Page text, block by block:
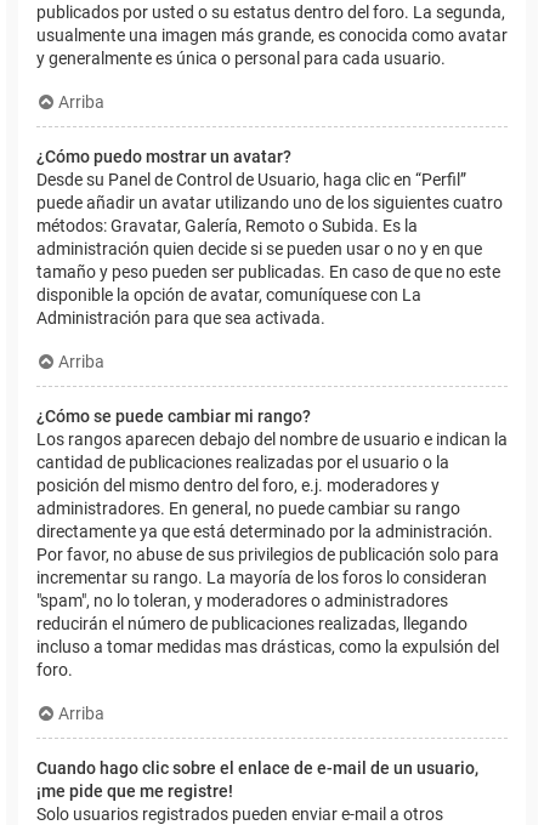
publicados por usted o su estatus dentro del foro. La segunda,
usualmente una imagen más grande, es conocida como avatar
y generalmente es única o personal para cada usuario.
Arriba
¿Cómo puedo mostrar un avatar?
Desde su Panel de Control de Usuario, haga clic en “Perfil”
puede añadir un avatar utilizando uno de los siguientes cuatro
métodos: Gravatar, Galería, Remoto o Subida. Es la
administración quien decide si se pueden usar o no y en que
tamaño y peso pueden ser publicadas. En caso de que no este
disponible la opción de avatar, comuníquese con La
Administración para que sea activada.
Arriba
¿Cómo se puede cambiar mi rango?
Los rangos aparecen debajo del nombre de usuario e indican la
cantidad de publicaciones realizadas por el usuario o la
posición del mismo dentro del foro, e.j. moderadores y
administradores. En general, no puede cambiar su rango
directamente ya que está determinado por la administración.
Por favor, no abuse de sus privilegios de publicación solo para
incrementar su rango. La mayoría de los foros lo consideran
"spam", no lo toleran, y moderadores o administradores
reducirán el número de publicaciones realizadas, llegando
incluso a tomar medidas mas drásticas, como la expulsión del
foro.
Arriba
Cuando hago clic sobre el enlace de e-mail de un usuario,
¡me pide que me registre!
Solo usuarios registrados pueden enviar e-mail a otros